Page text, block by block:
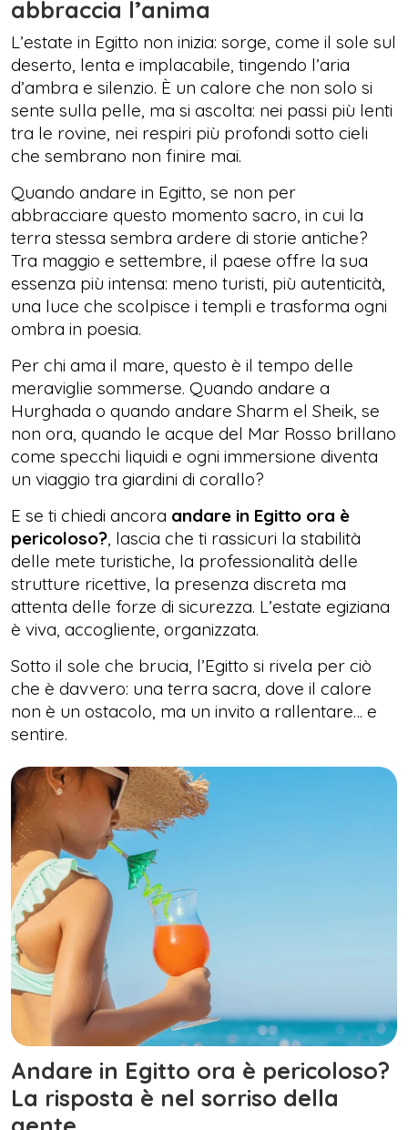
abbraccia l’anima
L’estate in Egitto non inizia: sorge, come il sole sul
deserto, lenta e implacabile, tingendo l’aria
d’ambra e silenzio. È un calore che non solo si
sente sulla pelle, ma si ascolta: nei passi più lenti
tra le rovine, nei respiri più profondi sotto cieli
che sembrano non finire mai.
Quando andare in Egitto, se non per
abbracciare questo momento sacro, in cui la
terra stessa sembra ardere di storie antiche?
Tra maggio e settembre, il paese offre la sua
essenza più intensa: meno turisti, più autenticità,
una luce che scolpisce i templi e trasforma ogni
ombra in poesia.
Per chi ama il mare, questo è il tempo delle
meraviglie sommerse. Quando andare a
Hurghada o quando andare Sharm el Sheik, se
non ora, quando le acque del Mar Rosso brillano
come specchi liquidi e ogni immersione diventa
un viaggio tra giardini di corallo?
E se ti chiedi ancora andare in Egitto ora è
pericoloso?, lascia che ti rassicuri la stabilità
delle mete turistiche, la professionalità delle
strutture ricettive, la presenza discreta ma
attenta delle forze di sicurezza. L’estate egiziana
è viva, accogliente, organizzata.
Sotto il sole che brucia, l’Egitto si rivela per ciò
che è davvero: una terra sacra, dove il calore
non è un ostacolo, ma un invito a rallentare… e
sentire.
Andare in Egitto ora è pericoloso?
La risposta è nel sorriso della